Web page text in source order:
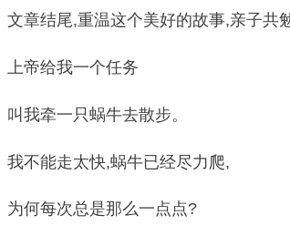
文章结尾,重温这个美好的故事,亲子共
上帝给我一个任务
叫我牵一只蜗牛去散步。
我不能走太快,蜗牛已经尽力爬,
为何每次总是那么一点点?